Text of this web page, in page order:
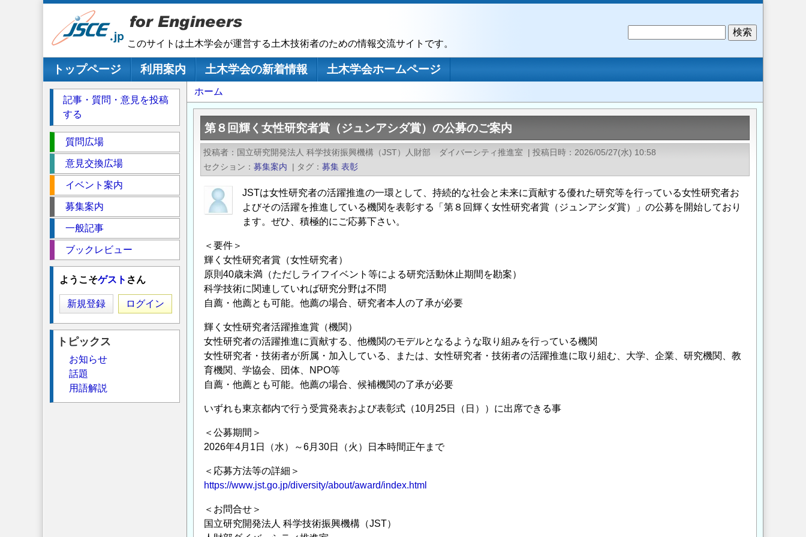
このサイトは土木学会が運営する土木技術者のための情報交流サイトです。
メインナビゲーション
トップページ 利用案内 土木学会の新着情報
土木学会ホームページ
パ
ン
く
ず
ホーム
第８回輝く女性研究者賞（ジュンアシダ賞）の公募のご案内
投稿者 国立研究開発法人 科学技術振興機構（JST）人財部 ダイバーシティ推進室 | 投稿日時
2026/05/27(水) 10:58
セクション
募集案内 | タグ 募集 表彰
JSTは女性研究者の活躍推進の一環として、持続的な社会と未来に貢献する優れた研究等を行っている女性研究者お
よびその活躍を推進している機関を表彰する「第８回輝く女性研究者賞（ジュンアシダ賞）」の公募を開始しており
ます。ぜひ、積極的にご応募下さい。
＜要件＞
輝く女性研究者賞（女性研究者）
原則40歳未満（ただしライフイベント等による研究活動休止期間を勘案）
科学技術に関連していれば研究分野は不問
自薦・他薦とも可能。他薦の場合、研究者本人の了承が必要
輝く女性研究者活躍推進賞（機関）
女性研究者の活躍推進に貢献する、他機関のモデルとなるような取り組みを行っている機関
女性研究者・技術者が所属・加入している、または、女性研究者・技術者の活躍推進に取り組む、大学、企業、研究機関、教
育機関、学協会、団体、NPO等
自薦・他薦とも可能。他薦の場合、候補機関の了承が必要
いずれも東京都内で行う受賞発表および表彰式（10月25日（日））に出席できる事
＜公募期間＞
2026年4月1日（水）～6月30日（火）日本時間正午まで
＜応募方法等の詳細＞
https://www.jst.go.jp/diversity/about/award/index.html
＜お問合せ＞
国立研究開発法人 科学技術振興機構（JST）
記事・質問・意見を投稿
する
ク
シ
質問広場
意見交換広場
イベント案内
募集案内
一般記事
ブックレビュー
ようこそゲスト さん
新規登録 ログイン
トピックス
お知らせ
話題
用語解説